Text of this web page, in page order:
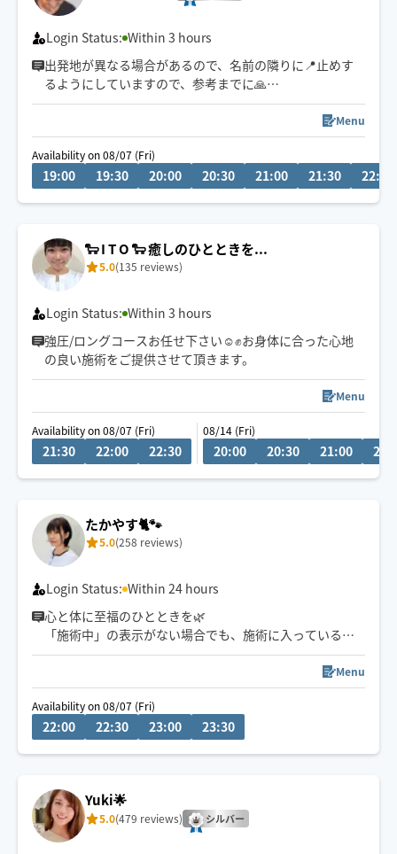
※猫🐈を飼っています。タオルは自宅洗濯のため、動物ア
レルギーの方は注意！
Login Status: Within 3 hours
出発地が異なる場合があるので、名前の隣りに📍止めす
るようにしていますので、参考までに🙏
場所によっては60分〜90分程度到着時間を要するため、
一度Chatにてご連絡またご確認させて頂くこともありま
すので宜しくお願い致します🙏
Menu
Availability on 08/07 (Fri)
19:00 19:30 20:00 20:30 21:00 21:30 22:00
🐑 I T O 🐑 癒しのひとときを...
5.0(135 reviews)
Login Status: Within 3 hours
強圧/ロングコースお任せ下さい☺️✊お身体に合った心地
の良い施術をご提供させて頂きます。
Menu
Availability on 08/07 (Fri)
21:30 22:00 22:30
08/14 (Fri)
20:00 20:30 21:00
たかやす🐈🐾
5.0(258 reviews)
Login Status: Within 24 hours
心と体に至福のひとときを🌿
「施術中」の表示がない場合でも、施術に入っているこ
とがございます。
施術中や運転中は、ご返信までに1時間以上お時間をいた
だく場合がございます。
確認次第お返事いたしますので、お待ちいただけますと
Menu
Availability on 08/07 (Fri)
22:00 22:30 23:00 23:30
Yuki🌟
5.0(479 reviews) シルバー